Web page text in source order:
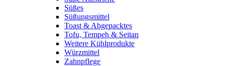
Süßes
Süßungsmittel
Toast & Abgepacktes
Tofu, Tempeh & Seitan
Weitere Kühlprodukte
Würzmittel
Zahnpflege